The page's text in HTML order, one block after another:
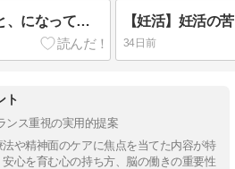
【妊活】妊活=頑張ること、になってませんか？
34日前
ト
ンス重視の実用的提案
や精神面のケアに焦点を当てた内容が特
心を育む心の持ち方、脳の働きの重要性